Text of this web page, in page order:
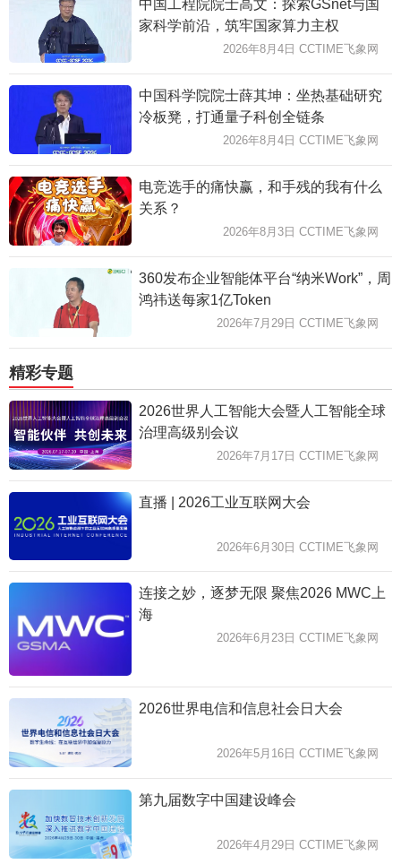
中国工程院院士高文：探索GSnet与国
家科学前沿，筑牢国家算力主权
2026年8月4日 CCTIME飞象网
中国科学院院士薛其坤：坐热基础研究
冷板凳，打通量子科创全链条
2026年8月4日 CCTIME飞象网
电竞选手的痛快赢，和手残的我有什么
关系？
2026年8月3日 CCTIME飞象网
360发布企业智能体平台“纳米Work”，周
鸿祎送每家1亿Token
2026年7月29日 CCTIME飞象网
精彩专题
2026世界人工智能大会暨人工智能全球
治理高级别会议
2026年7月17日 CCTIME飞象网
直播 | 2026工业互联网大会
2026年6月30日 CCTIME飞象网
连接之妙，逐梦无限 聚焦2026 MWC上
海
2026年6月23日 CCTIME飞象网
2026世界电信和信息社会日大会
2026年5月16日 CCTIME飞象网
第九届数字中国建设峰会
2026年4月29日 CCTIME飞象网